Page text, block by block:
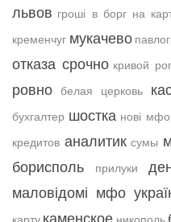
львов гроші в борг на
кременчуг мукачево
отказа срочно кривой рог
ровно белая церковь
бухгалтер шостка нові мфо
кредитов аналитик сумы
борисполь
прилуки
маловідомі мфо
каменское